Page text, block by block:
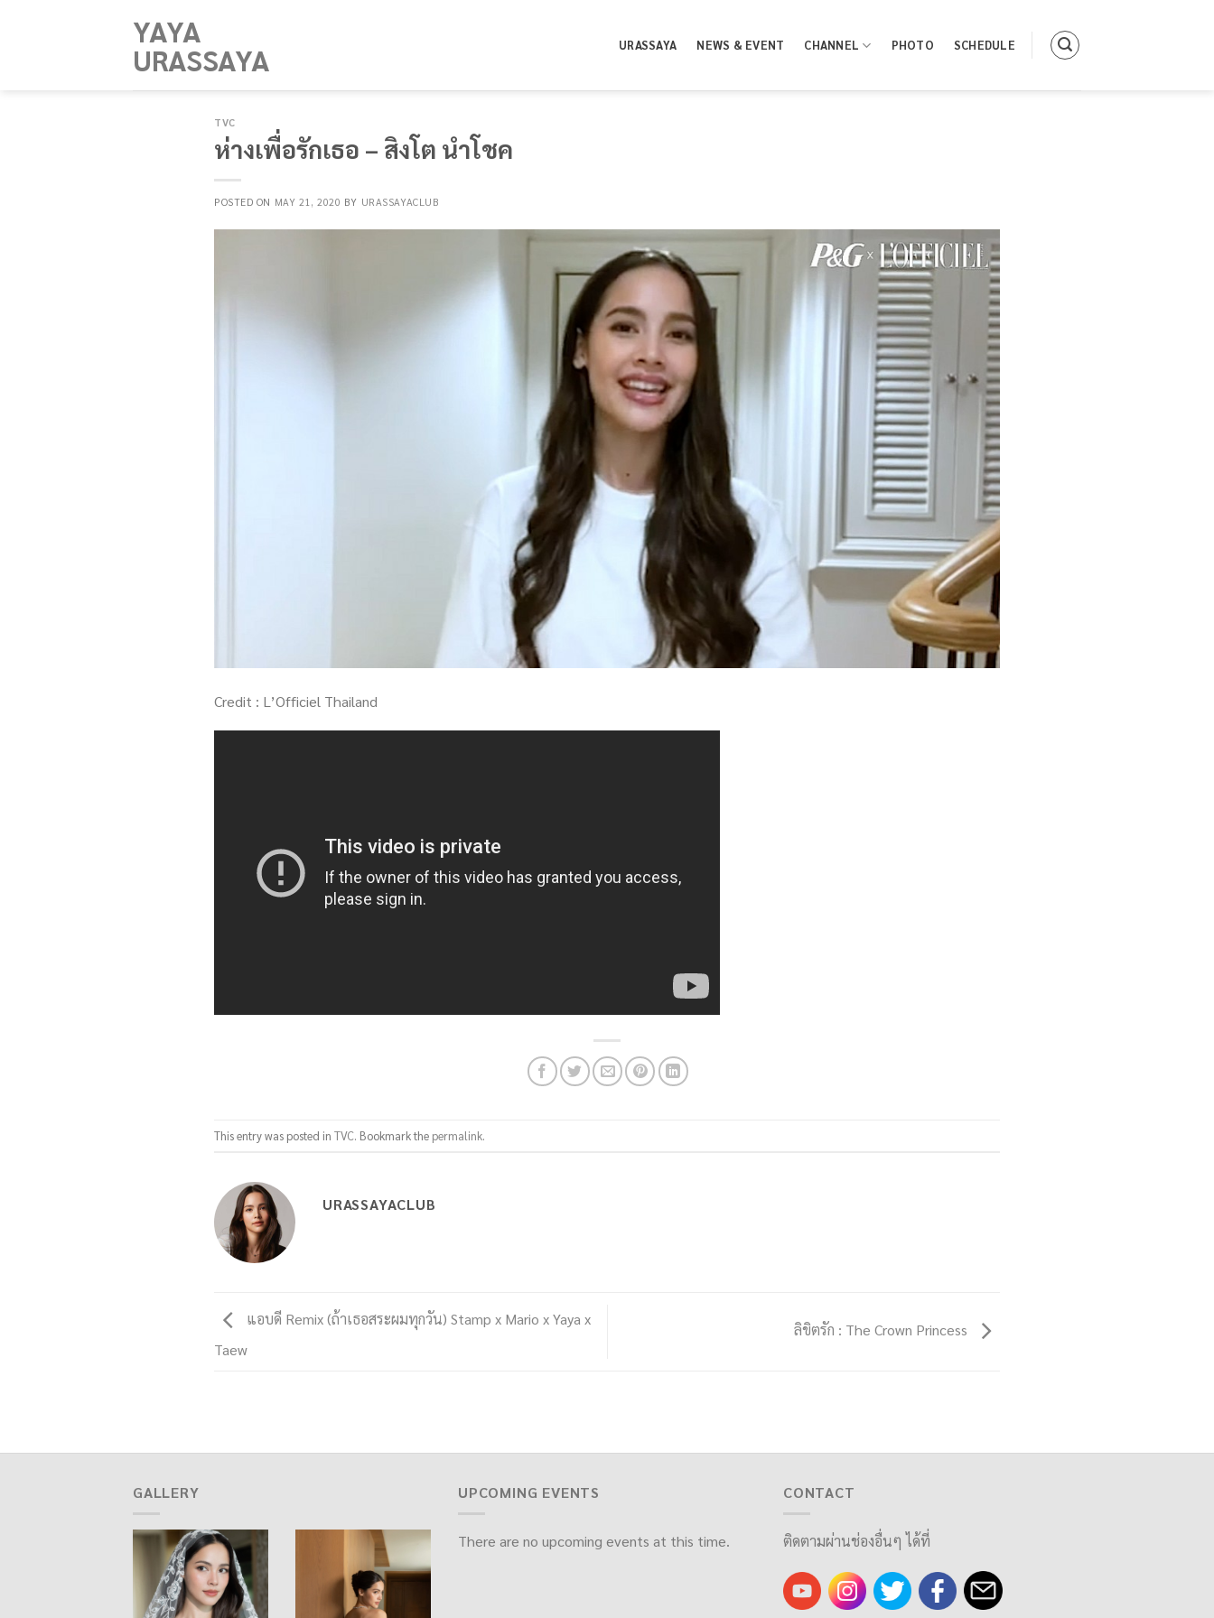
YAYA
URASSAYA URASSAYA NEWS & EVENT CHANNEL PHOTO SCHEDULE
TVC
ห่างเพื่อรักเธอ – สิงโต นำโชค
POSTED ON MAY 21, 2020 BY URASSAYACLUB
Credit : L’Officiel Thailand
This entry was posted in TVC. Bookmark the permalink.
URASSAYACLUB
แอบดี Remix (ถ้าเธอสระผมทุกวัน) Stamp x Mario x Yaya x
Taew
ลิขิตรัก : The Crown Princess
GALLERY UPCOMING EVENTS
There are no upcoming events at this time.
CONTACT
ติดตามผ่านช่องอื่นๆ ได้ที่